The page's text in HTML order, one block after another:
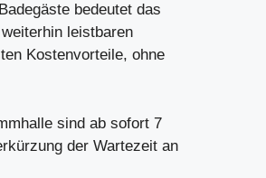
bedeutet das
leistbaren
Kostenvorteile, ohne
sind ab sofort 7
der Wartezeit an